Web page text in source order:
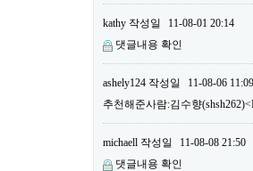
kathy 작성일
11-08-01 20:14
댓글내용 확인
ashely124 작성일
11-08-06 11:09
추천해준사람:김수향
michaell 작성일
11-08-08 21:50
댓글내용 확인